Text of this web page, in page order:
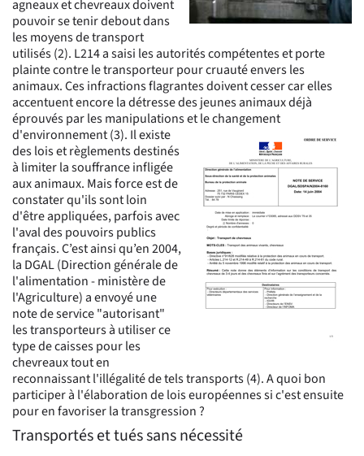
agneaux et chevreaux doivent
pouvoir se tenir debout dans
les moyens de transport
utilisés (2). L214 a saisi les autorités compétentes et porte
plainte contre le transporteur pour cruauté envers les
animaux. Ces infractions flagrantes doivent cesser car elles
accentuent encore la détresse des jeunes animaux déjà
éprouvés par les manipulations et le changement
d'environnement (3). Il existe
des lois et règlements destinés
à limiter la souffrance infligée
aux animaux. Mais force est de
constater qu'ils sont loin
d'être appliquées, parfois avec
l'aval des pouvoirs publics
français. C’est ainsi qu’en 2004,
la DGAL (Direction générale de
l'alimentation - ministère de
l'Agriculture) a envoyé une
note de service "autorisant"
les transporteurs à utiliser ce
type de caisses pour les
chevreaux tout en
reconnaissant l'illégalité de tels transports (4). A quoi bon
participer à l'élaboration de lois européennes si c'est ensuite
pour en favoriser la transgression ?
Transportés et tués sans nécessité